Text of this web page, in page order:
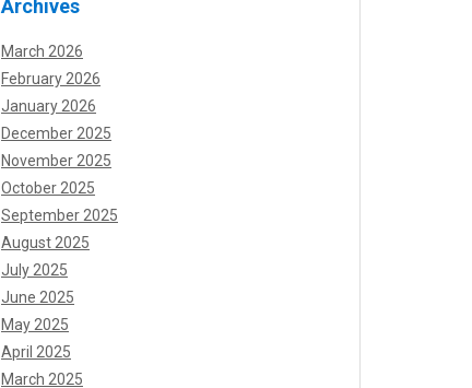
Archives
March 2026
February 2026
January 2026
December 2025
November 2025
October 2025
September 2025
August 2025
July 2025
June 2025
May 2025
April 2025
March 2025